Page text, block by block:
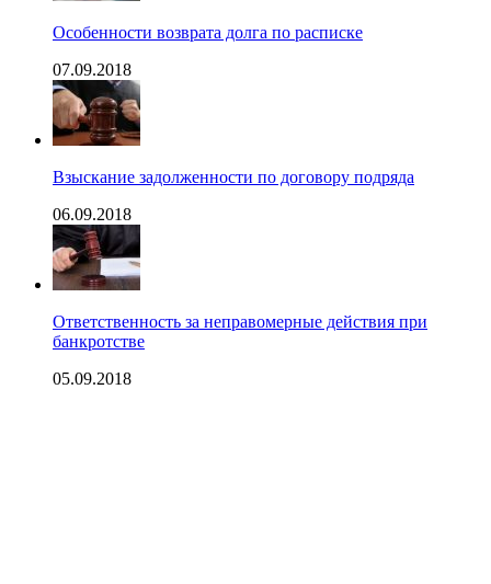
Особенности возврата долга по расписке
07.09.2018
Взыскание задолженности по договору подряда
06.09.2018
Ответственность за неправомерные действия при
банкротстве
05.09.2018